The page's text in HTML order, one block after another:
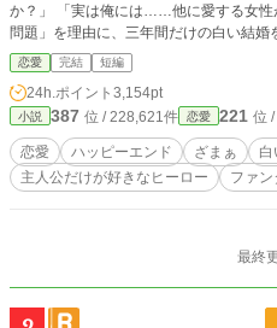
か？」 「実は俺には……他に愛する女性がいる」 それは「公爵家の令嬢との
問題」を理由に、三年間だけの白い結
家が取り決めたものであったが、私は
るため、そして『私自身の秘密を隠すため』の計
年の終わりが近づいたとき、アロルドは
えなくなった。白い結婚の約束をなかったこと
ア、頼む……どうか、どうか白い結婚の合意
ド、貴方は何を言い出すの？ なにを言ってい
君しかいないと、この三年間で分かったんだ」 私の答えは決まってい
恋愛 完結 短編
24h.ポイント 3,154pt
小説 387 位 / 228,621件 恋愛 221 位
恋愛 ハッピーエンド ざまぁ 白
主人公だけが好きなヒーロー
ファン
最終